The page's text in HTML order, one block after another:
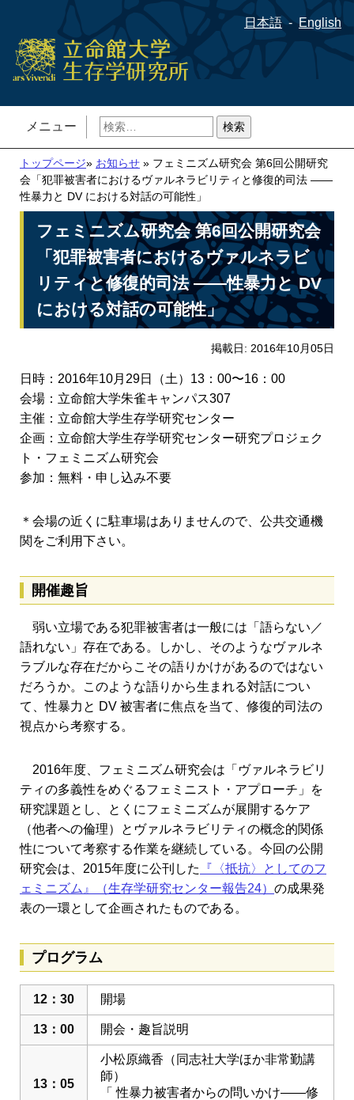
日本語 English
メニュー
検
索:
トップページ» お知らせ » フェミニズム研究会 第6回公開研究
会「犯罪被害者におけるヴァルネラビリティと修復的司法 ――
性暴力と DV における対話の可能性」
フェミニズム研究会 第6回公開研究会
「犯罪被害者におけるヴァルネラビ
リティと修復的司法 ――性暴力と DV
における対話の可能性」
掲載日: 2016年10月05日
日時：2016年10月29日（土）13：00〜16：00
会場：立命館大学朱雀キャンパス307
主催：立命館大学生存学研究センター
企画：立命館大学生存学研究センター研究プロジェク
ト・フェミニズム研究会
参加：無料・申し込み不要
＊会場の近くに駐車場はありませんので、公共交通機
関をご利用下さい。
開催趣旨
弱い立場である犯罪被害者は一般には「語らない／
語れない」存在である。しかし、そのようなヴァルネ
ラブルな存在だからこその語りかけがあるのではない
だろうか。このような語りから生まれる対話につい
て、性暴力と DV 被害者に焦点を当て、修復的司法の
視点から考察する。
2016年度、フェミニズム研究会は「ヴァルネラビリ
ティの多義性をめぐるフェミニスト・アプローチ」を
研究課題とし、とくにフェミニズムが展開するケア
（他者への倫理）とヴァルネラビリティの概念的関係
性について考察する作業を継続している。今回の公開
研究会は、2015年度に公刊した
『〈抵抗〉としてのフ
ェミニズム』（生存学研究センター報告24） の成果発
表の一環として企画されたものである。
プログラム
12：30 開場
13：00 開会・趣旨説明
13：05
小松原織香（同志社大学ほか非常勤講
師）
「 性暴力被害者からの問いかけ――修